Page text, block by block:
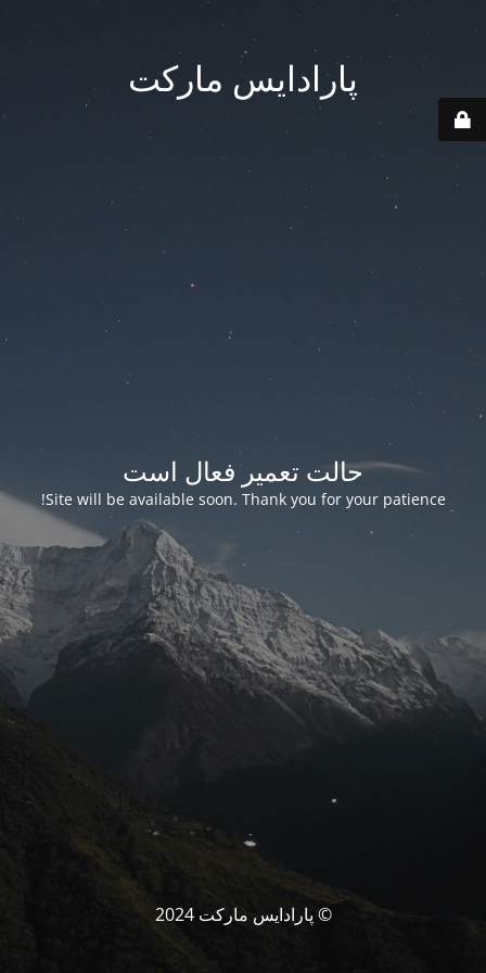
پارادایس مارکت
حالت تعمیر فعال است
Site will be available soon. Thank you for your patience!
© پارادایس مارکت 2024